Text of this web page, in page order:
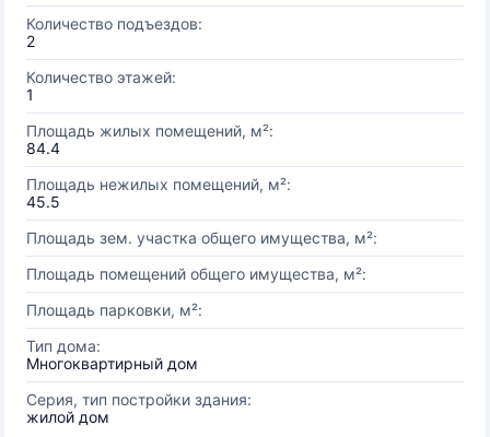
Количество подъездов:
2
Количество этажей:
1
Площадь жилых помещений, м²:
84.4
Площадь нежилых помещений, м²:
45.5
Площадь зем. участка общего имущества, м²:
Площадь помещений общего имущества, м²:
Площадь парковки, м²:
Тип дома:
Многоквартирный дом
Серия, тип постройки здания:
жилой дом